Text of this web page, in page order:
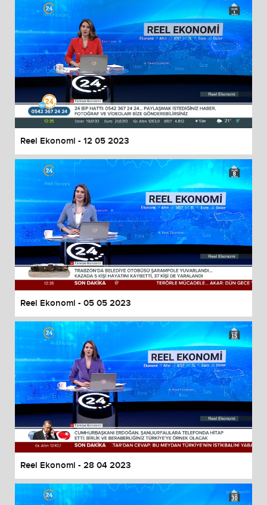
Reel Ekonomi - 12 05 2023
Reel Ekonomi - 05 05 2023
Reel Ekonomi - 28 04 2023